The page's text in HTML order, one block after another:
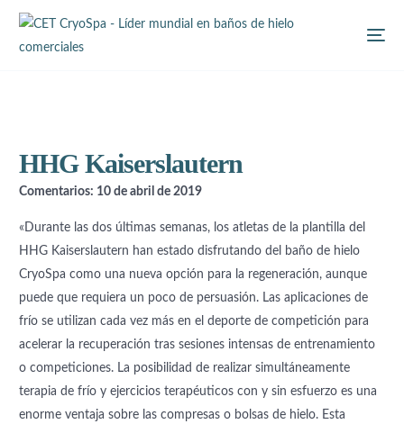
HHG Kaiserslautern
Comentarios: 10 de abril de 2019
«Durante las dos últimas semanas, los atletas de la plantilla del
HHG Kaiserslautern han estado disfrutando del baño de hielo
CryoSpa como una nueva opción para la regeneración, aunque
puede que requiera un poco de persuasión. Las aplicaciones de
frío se utilizan cada vez más en el deporte de competición para
acelerar la recuperación tras sesiones intensas de entrenamiento
o competiciones. La posibilidad de realizar simultáneamente
terapia de frío y ejercicios terapéuticos con y sin esfuerzo es una
enorme ventaja sobre las compresas o bolsas de hielo. Esta